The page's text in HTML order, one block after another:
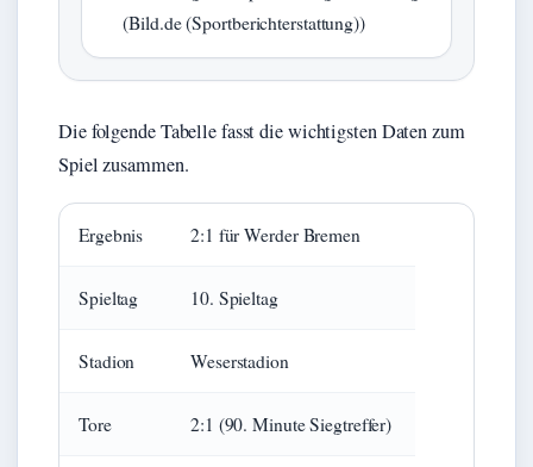
(Bild.de (Sportberichterstattung))
Die folgende Tabelle fasst die wichtigsten Daten zum
Spiel zusammen.
Ergebnis 2:1 für Werder Bremen
Spieltag 10. Spieltag
Stadion Weserstadion
Tore 2:1 (90. Minute Siegtreffer)